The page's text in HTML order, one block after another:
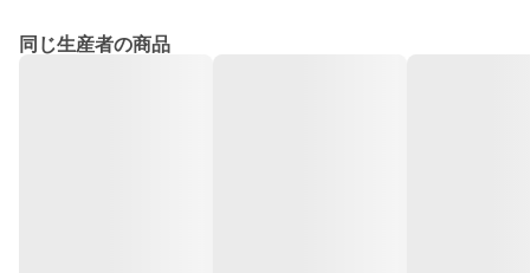
同じ生産者の商品